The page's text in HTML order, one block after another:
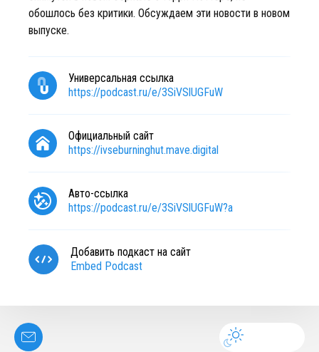
обошлось без критики. Обсуждаем эти новости в новом
выпуске.
Универсальная ссылка
https://podcast.ru/e/3SiVSlUGFuW
Официальный сайт
https://ivseburninghut.mave.digital
Авто-ссылка
https://podcast.ru/e/3SiVSlUGFuW?a
Добавить подкаст на сайт
Embed Podcast